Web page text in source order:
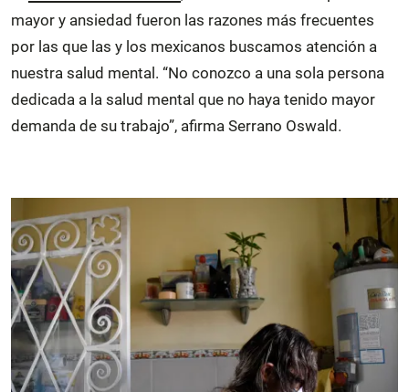
mayor y ansiedad fueron las razones más frecuentes
por las que las y los mexicanos buscamos atención a
nuestra salud mental. “No conozco a una sola persona
dedicada a la salud mental que no haya tenido mayor
demanda de su trabajo”, afirma Serrano Oswald.